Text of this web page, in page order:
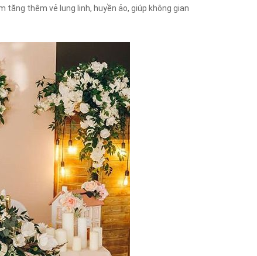
thêm vẻ lung linh, huyền ảo, giúp không gian